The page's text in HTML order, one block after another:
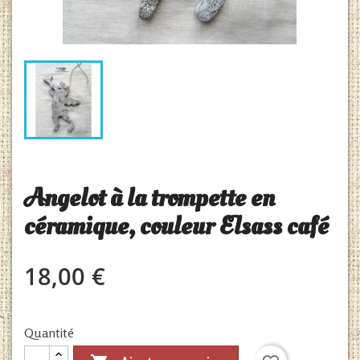
Angelot à la trompette en
céramique, couleur Elsass café
18,00 €
Quantité